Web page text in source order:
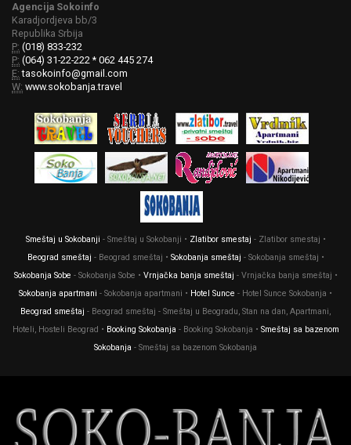
Agencija Sokoinfo
Karadjordjeva bb/3
Republika Srbija
P: (018) 833-232
P: (064) 31-22-222 * 062 445 274
E: tasokoinfo@gmail.com
W: www.sokobanja.travel
Smeštaj u Sokobanji - Smeštaj u Sokobanji • Zlatibor smestaj - Zlatibor smestaj •
Beograd smeštaj - Beograd smeštaj • Sokobanja smeštaj - Sokobanja smeštaj •
Sokobanja Sobe - Sokobanja Sobe • Vrnjačka banja smeštaj - Vrnjačka banja smeštaj •
Sokobanja apartmani - Sokobanja apartmani • Hotel Sunce - Hotel Sunce Sokobanja •
Beograd smeštaj - Beograd smeštaj - Smeštaj u Beogradu, Stan na dan, Apartmani,
Hoteli, Hosteli Beograd • Booking Sokobanja - Booking Sokobanja • Smeštaj sa bazenom
Sokobanja - Smeštaj sa bazenom Sokobanja